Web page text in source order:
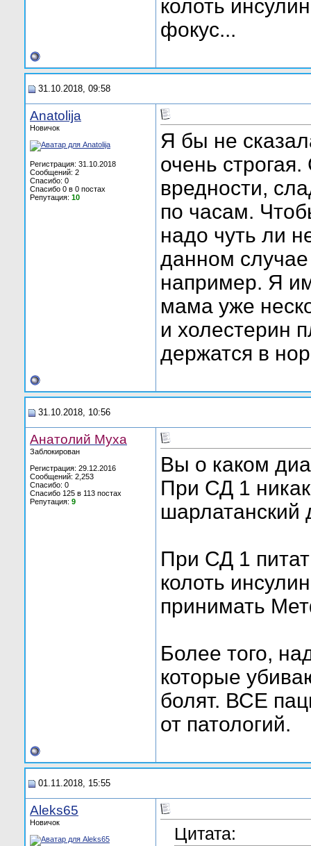
колоть
фокус...
31.10.2018, 09:58
Anatolija
Новичок
Регистрация: 31.10.2018
Сообщений: 2
Спасибо: 0
Спасибо 0 в 0 постах
Репутация: 10
Я бы не
очень
вредности,
по часам.
надо чуть ли
данном
например. Я
мама уже
и холестерин
держатся в
31.10.2018, 10:56
Анатолий Муха
Заблокирован
Регистрация: 29.12.2016
Сообщений: 2,253
Спасибо: 0
Спасибо 125 в 113 постах
Репутация: 9
Вы о каком
При СД 1
шарлатанский
При СД 1
колоть
принимать
Более того,
которые
болят. ВСЕ
от патологий.
01.11.2018, 15:55
Aleks65
Новичок
Цитата: